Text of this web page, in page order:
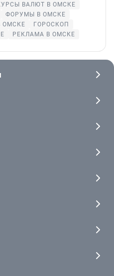
ВАЛЮТ В ОМСКЕ
ФОРУМЫ В ОМСКЕ
ОМСКЕ
ГОРОСКОП
РЕКЛАМА В ОМСКЕ